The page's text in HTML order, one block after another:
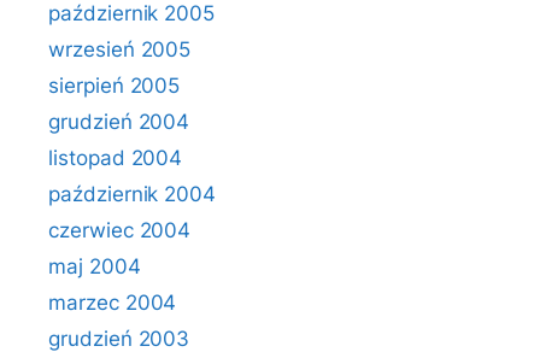
październik 2005
wrzesień 2005
sierpień 2005
grudzień 2004
listopad 2004
październik 2004
czerwiec 2004
maj 2004
marzec 2004
grudzień 2003